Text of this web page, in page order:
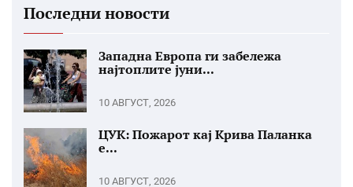
Последни новости
Западна Европа ги забележа
најтоплите јуни...
10 АВГУСТ, 2026
ЦУК: Пожарот кај Крива Паланка
е...
10 АВГУСТ, 2026